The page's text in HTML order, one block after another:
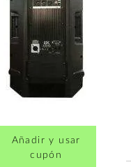
Añadir y usar
cupón